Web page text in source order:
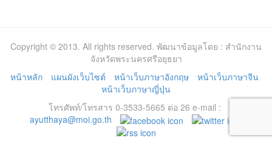
Copyright © 2013. All rights reserved. พัฒนาข้อมูลโดย : สำนักงาน
จังหวัดพระนครศรีอยุธยา
หน้าหลัก
แผนผังเว็บไซต์ หน้าเว็บภาษาอังกฤษ
หน้าเว็บภาษาจีน
หน้าเว็บภาษาญี่ปุ่น
โทรศัพท์/โทรสาร 0-3533-5665 ต่อ 26 e-mail :
ayutthaya@moi.go.th